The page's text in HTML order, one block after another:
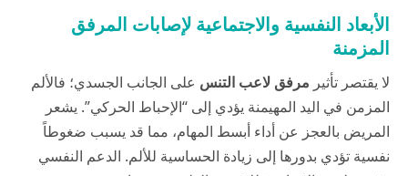
الأبعاد النفسية والاجتماعية لإصابات المرفق
المزمنة
لا يقتصر تأثير مرفق لاعب التنس على الجانب الجسدي؛ فالألم
المزمن في اليد المهيمنة يؤدي إلى “الإحباط الحركي”. يشعر
المريض بالعجز عن أداء أبسط المهام، مما قد يسبب ضغوطاً
نفسية تؤدي بدورها إلى زيادة الحساسية للألم. الدعم النفسي